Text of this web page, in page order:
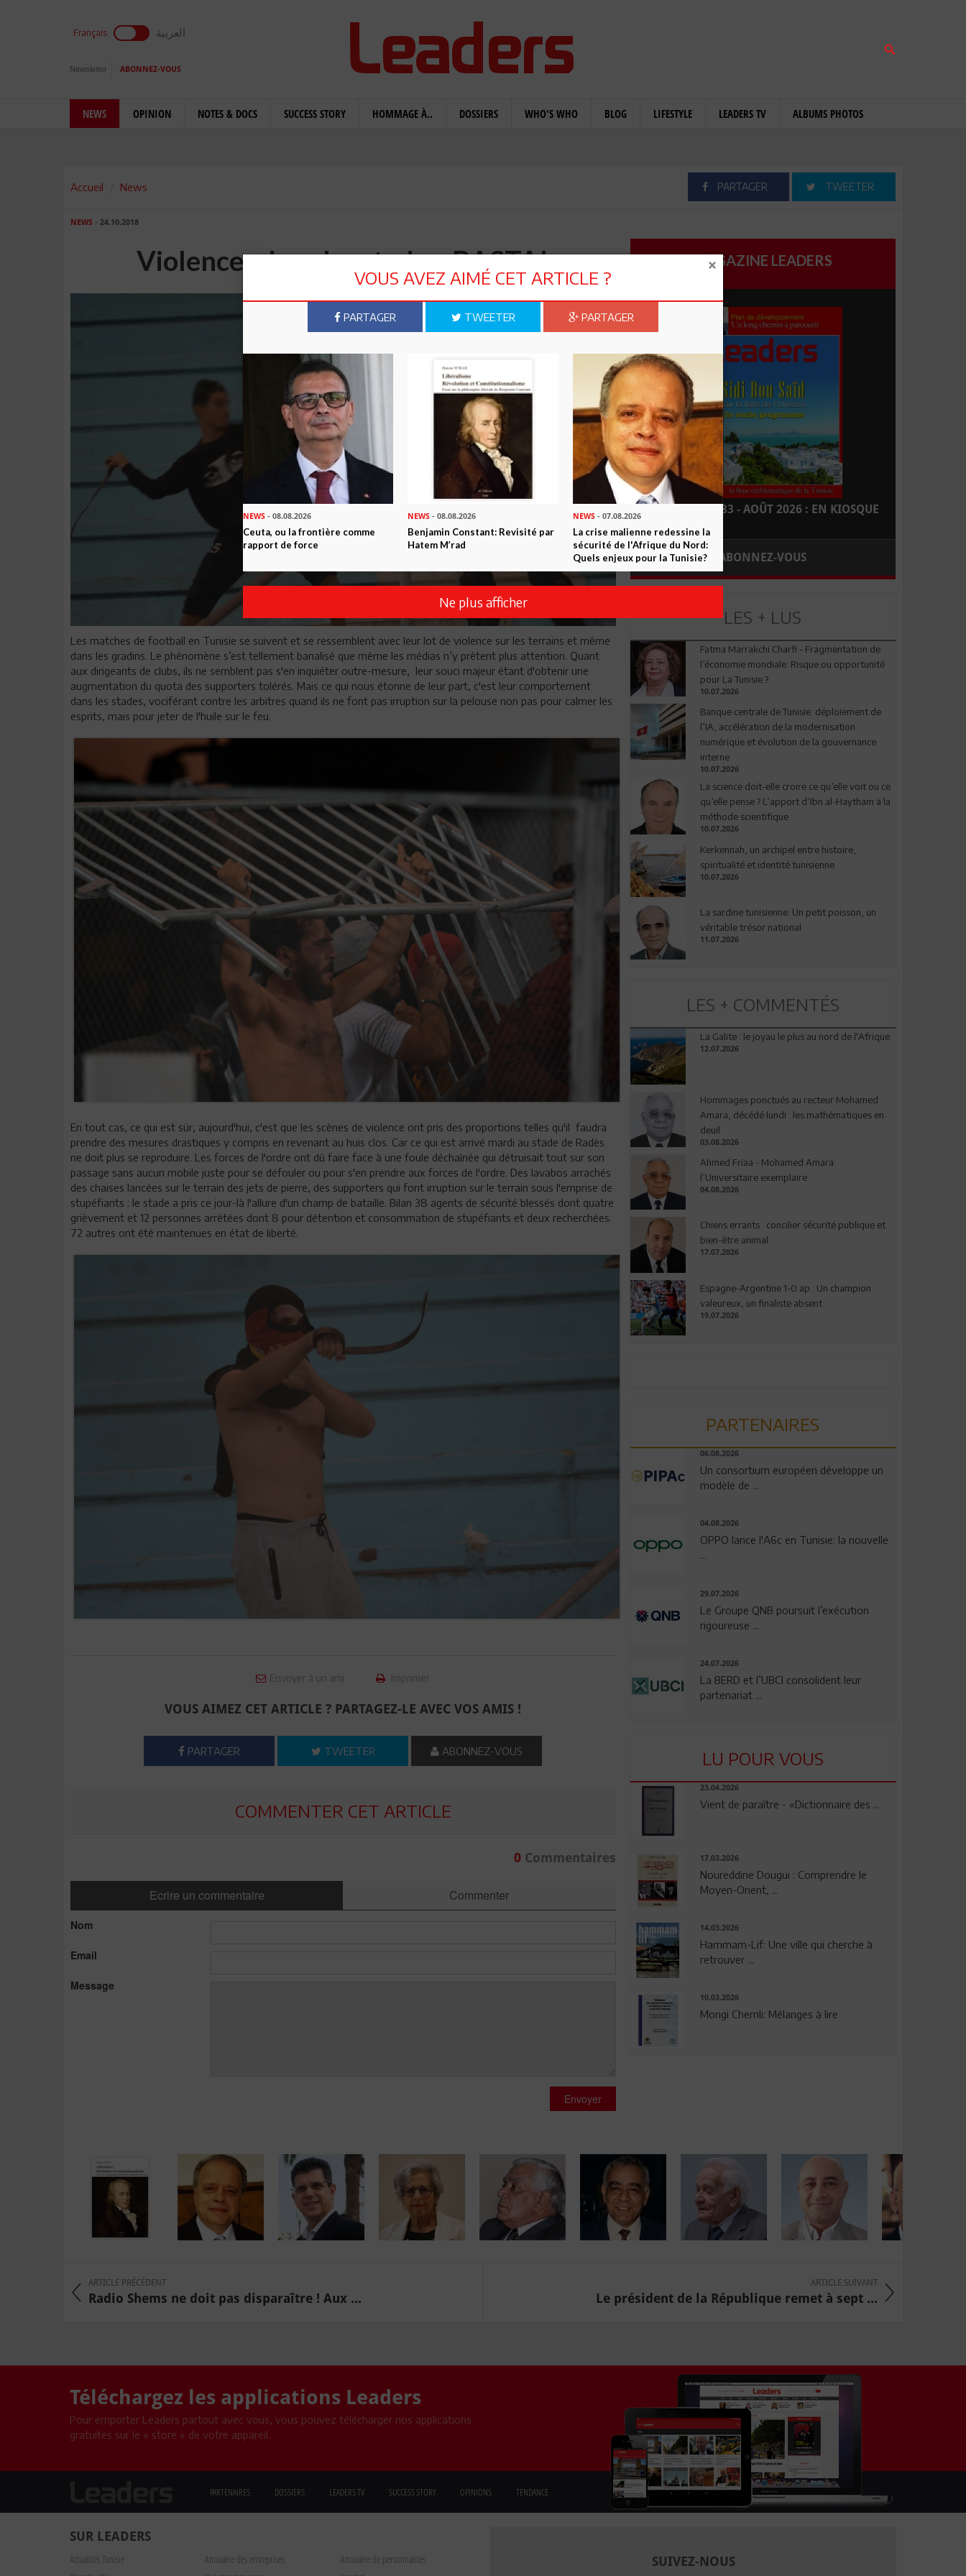
Français العربية
Newsletter ABONNEZ-VOUS
NEWS OPINION NOTES & DOCS SUCCESS STORY HOMMAGE À.. DOSSIERS WHO'S WHO BLOG LIFESTYLE LEADERS TV ALBUMS PHOTOS
Accueil News PARTAGER TWEETER
NEWS - 24.10.2018
Violences dans les stades: BASTA!
Les matches de football en Tunisie se suivent et se ressemblent avec leur lot de violence sur les terrains et même
dans les gradins. Le phénomène s’est tellement banalisé que même les médias n’y prêtent plus attention. Quant
aux dirigeants de clubs, ils ne semblent pas s'en inquiéter outre-mesure, leur souci majeur étant d'obtenir une
augmentation du quota des supporters tolérés. Mais ce qui nous étonne de leur part, c'est leur comportement
dans les stades, vociférant contre les arbitres quand ils ne font pas irruption sur la pelouse non pas pour calmer les
esprits, mais pour jeter de l'huile sur le feu.
En tout cas, ce qui est sûr, aujourd'hui, c'est que les scènes de violence ont pris des proportions telles qu'il faudra
prendre des mesures drastiques y compris en revenant au huis clos. Car ce qui est arrivé mardi au stade de Radès
ne doit plus se reproduire. Les forces de l'ordre ont dû faire face à une foule déchaînée qui détruisait tout sur son
passage sans aucun mobile juste pour se défouler ou pour s'en prendre aux forces de l'ordre. Des lavabos arrachés
des chaises lancées sur le terrain des jets de pierre, des supporters qui font irruption sur le terrain sous l'emprise de
stupéfiants : le stade a pris ce jour-là l'allure d'un champ de bataille. Bilan 38 agents de sécurité blessés dont quatre
grièvement et 12 personnes arrêtées dont 8 pour détention et consommation de stupéfiants et deux recherchées.
72 autres ont été maintenues en état de liberté.
Envoyer à un ami Imprimer
VOUS AIMEZ CET ARTICLE ? PARTAGEZ-LE AVEC VOS AMIS !
PARTAGER TWEETER ABONNEZ-VOUS
COMMENTER CET ARTICLE
0Commentaires
Ecrire un commentaire Commenter
Nom
Email
Message
Envoyer
MAGAZINE LEADERS
LEADERS N° 183 - AOÛT 2026 : EN KIOSQUE
ABONNEZ-VOUS
LES + LUS
Fatma Marrakchi Charfi - Fragmentation de
l’économie mondiale: Risque ou opportunité
pour La Tunisie ?
10.07.2026
Banque centrale de Tunisie: déploiement de
l’IA, accélération de la modernisation
numérique et évolution de la gouvernance
interne
10.07.2026
La science doit-elle croire ce qu’elle voit ou ce
qu’elle pense ? L’apport d’Ibn al-Haytham à la
méthode scientifique
10.07.2026
Kerkennah, un archipel entre histoire,
spiritualité et identité tunisienne
10.07.2026
La sardine tunisienne: Un petit poisson, un
véritable trésor national
11.07.2026
LES + COMMENTÉS
La Galite : le joyau le plus au nord de l'Afrique
12.07.2026
Hommages ponctués au recteur Mohamed
Amara, décédé lundi : les mathématiques en
deuil
03.08.2026
Ahmed Friaa - Mohamed Amara:
l’Universitaire exemplaire
04.08.2026
Chiens errants : concilier sécurité publique et
bien-être animal
17.07.2026
Espagne-Argentine 1-0 ap : Un champion
valeureux, un finaliste absent
19.07.2026
PARTENAIRES
06.08.2026
Un consortium européen développe un
modèle de ...
04.08.2026
OPPO lance l'A6c en Tunisie: la nouvelle
...
29.07.2026
Le Groupe QNB poursuit l’exécution
rigoureuse ...
24.07.2026
La BERD et l’UBCI consolident leur
partenariat ...
LU POUR VOUS
23.04.2026
Vient de paraître - «Dictionnaire des ...
17.03.2026
Noureddine Dougui : Comprendre le
Moyen-Orient, ...
14.03.2026
Hammam-Lif: Une ville qui cherche à
retrouver ...
10.03.2026
Mongi Chemli: Mélanges à lire
ARTICLE PRÉCÉDENT
Radio Shems ne doit pas disparaître ! Aux ...
ARTICLE SUIVANT
Le président de la République remet à sept ...
Téléchargez les applications Leaders
Pour emporter Leaders partout avec vous, vous pouvez télécharger nos applications
gratuites sur le « store » de votre appareil.
PARTENAIRES DOSSIERS LEADERS TV SUCCESS STORY OPINIONS TENDANCE
SUR LEADERS
Actualités Tunisie Annuaire des entreprises
Annuaire de personnalités
SUIVEZ-NOUS
VOUS AVEZ AIMÉ CET ARTICLE ?
PARTAGER TWEETER PARTAGER
NEWS - 08.08.2026
Ceuta, ou la frontière comme
rapport de force
NEWS - 08.08.2026
Benjamin Constant: Revisité par
Hatem M’rad
NEWS- 07.08.2026
La crise malienne redessine la
sécurité de l'Afrique du Nord:
Quels enjeux pour la Tunisie?
Ne plus afficher